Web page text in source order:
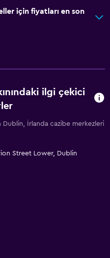
için fiyatları en son
ilgi çekici
İrlanda cazibe merkezleri
Street Lower, Dublin